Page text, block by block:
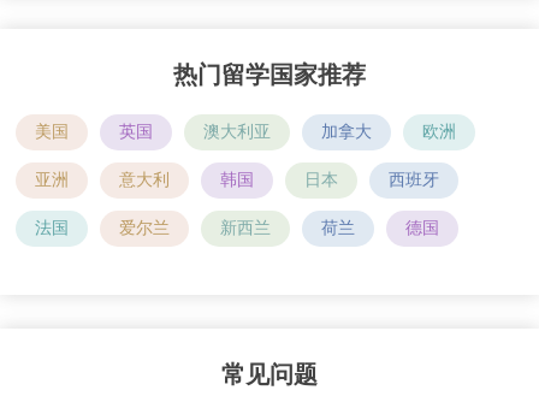
热门留学国家推荐
美国 英国 澳大利亚 加拿大 欧洲
亚洲 意大利 韩国 日本 西班牙
法国 爱尔兰 新西兰 荷兰 德国
常见问题